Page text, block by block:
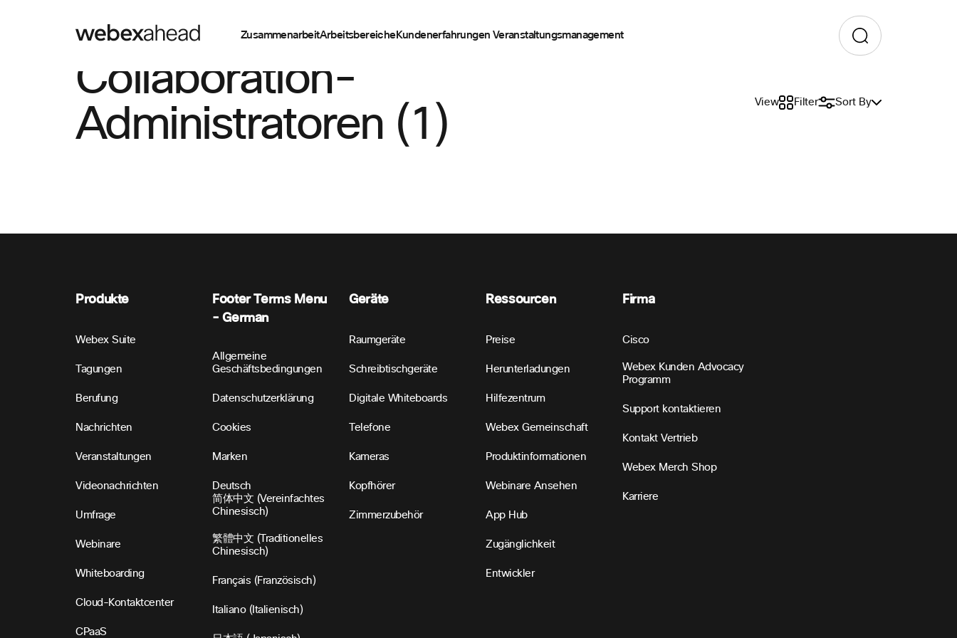
ZusammenarbeitArbeitsbereicheKundenerfahrungen Veranstaltungsmanagement
Collaboration-
Administratoren (1)
View Filter Sort By
Produkte
Webex Suite
Tagungen
Berufung
Nachrichten
Veranstaltungen
Videonachrichten
Umfrage
Webinare
Whiteboarding
Cloud-Kontaktcenter
CPaaS
Footer Terms Menu
- German
Allgemeine
Geschäftsbedingungen
Datenschutzerklärung
Cookies
Marken
Deutsch
简体中文 (Vereinfachtes
Chinesisch)
繁體中文 (Traditionelles
Chinesisch)
Français (Französisch)
Italiano (Italienisch)
Geräte
Raumgeräte
Schreibtischgeräte
Digitale Whiteboards
Telefone
Kameras
Kopfhörer
Zimmerzubehör
Ressourcen
Preise
Herunterladungen
Hilfezentrum
Webex Gemeinschaft
Produktinformationen
Webinare Ansehen
App Hub
Zugänglichkeit
Entwickler
Firma
Cisco
Webex Kunden Advocacy
Programm
Support kontaktieren
Kontakt Vertrieb
Webex Merch Shop
Karriere